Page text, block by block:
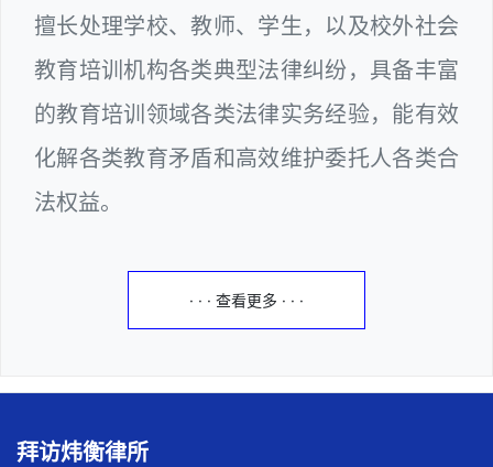
擅长处理学校、教师、学生，以及校外社会
教育培训机构各类典型法律纠纷，具备丰富
的教育培训领域各类法律实务经验，能有效
化解各类教育矛盾和高效维护委托人各类合
法权益。
· · · 查看更多 · · ·
拜访炜衡律所